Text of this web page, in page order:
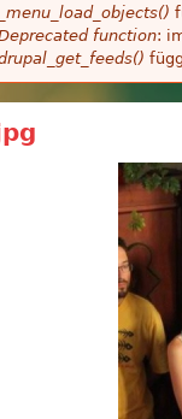
_menu_load_objects()
function: